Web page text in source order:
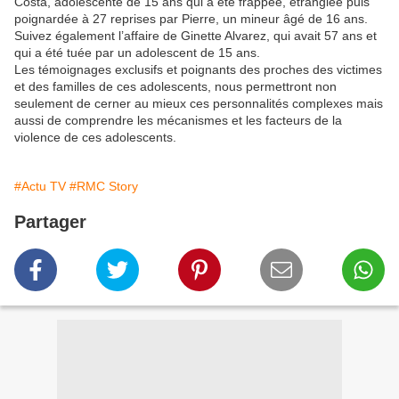
poignardée à 27 reprises par Pierre, un mineur âgé de 16 ans.
Suivez également l’affaire de Ginette Alvarez, qui avait 57 ans et
qui a été tuée par un adolescent de 15 ans.
Les témoignages exclusifs et poignants des proches des victimes
et des familles de ces adolescents, nous permettront non
seulement de cerner au mieux ces personnalités complexes mais
aussi de comprendre les mécanismes et les facteurs de la
violence de ces adolescents.
#Actu TV #RMC Story
Partager